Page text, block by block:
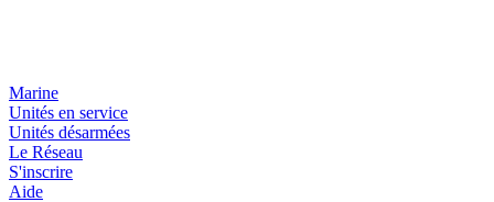
Marine
Unités en service
Unités désarmées
Le Réseau
S'inscrire
Aide